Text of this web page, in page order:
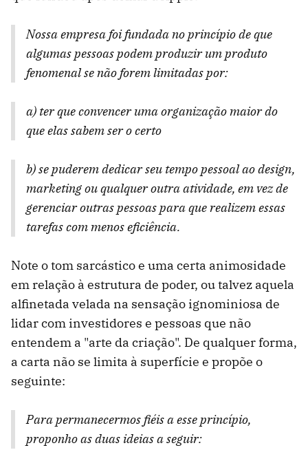
Nossa empresa foi fundada no princípio de que
algumas pessoas podem produzir um produto
fenomenal se não forem limitadas por:
a) ter que convencer uma organização maior do
que elas sabem ser o certo
b) se puderem dedicar seu tempo pessoal ao design,
marketing ou qualquer outra atividade, em vez de
gerenciar outras pessoas para que realizem essas
tarefas com menos eficiência.
Note o tom sarcástico e uma certa animosidade
em relação à estrutura de poder, ou talvez aquela
alfinetada velada na sensação ignominiosa de
lidar com investidores e pessoas que não
entendem a "arte da criação". De qualquer forma,
a carta não se limita à superfície e propõe o
seguinte:
Para permanecermos fiéis a esse princípio,
proponho as duas ideias a seguir: